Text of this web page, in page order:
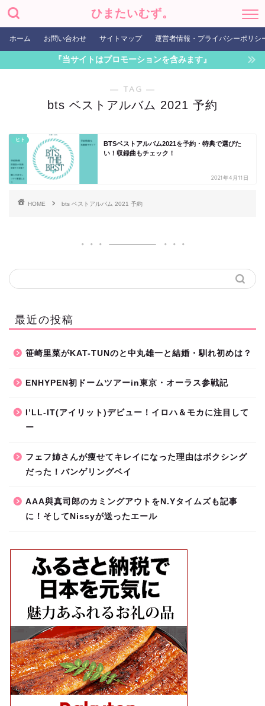
ひまたいむず。
ホーム お問い合わせ サイトマップ 運営者情報・プライバシーポリシ
『当サイトはプロモーションを含みます』
― TAG ―
bts ベストアルバム 2021 予約
ヒト
BTSベストアルバム2021を予約・特典で選びた
い！収録曲もチェック！
2021年4月11日
HOME bts ベストアルバム 2021 予約
最近の投稿
笹崎里菜がKAT-TUNのと中丸雄一と結婚・馴れ初めは？
ENHYPEN初ドームツアーin東京・オーラス参戦記
I’LL-IT(アイリット)デビュー！イロハ＆モカに注目して
ー
フェフ姉さんが痩せてキレイになった理由はボクシング
だった！バンゲリングベイ
AAA與真司郎のカミングアウトをN.Yタイムズも記事
に！そしてNissyが送ったエール